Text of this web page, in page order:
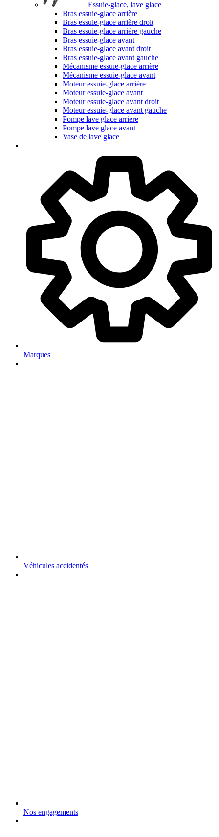
Essuie-glace, lave glace
Bras essuie-glace arrière
Bras essuie-glace arrière droit
Bras essuie-glace arrière gauche
Bras essuie-glace avant
Bras essuie-glace avant droit
Bras essuie-glace avant gauche
Mécanisme essuie-glace arrière
Mécanisme essuie-glace avant
Moteur essuie-glace arrière
Moteur essuie-glace avant
Moteur essuie-glace avant droit
Moteur essuie-glace avant gauche
Pompe lave glace arrière
Pompe lave glace avant
Vase de lave glace
Marques
Véhicules accidentés
Nos engagements